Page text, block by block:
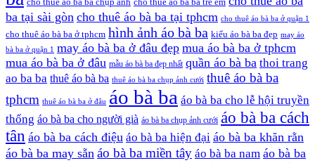
cho thuê áo bà ba chụp ảnh cho thuê áo bà ba trẻ em
ba tại sài gòn cho thuê áo bà ba tại tphcm cho thuê áo bà ba ở quận 1
cho thuê áo bà ba ở tphcm hình ảnh áo bà ba kiểu áo bà ba đẹp may áo
bà ba ở quận 1
may áo bà ba ở đâu đẹp mua áo bà ba ở tphcm
mua áo bà ba ở đâu mẫu áo bà ba đẹp nhất quần áo bà ba thoi trang
ao ba ba thuê áo bà ba thuê áo bà ba chụp ảnh cưới thuê áo bà ba
tphcm thuê áo bà ba ở đâu áo bà ba áo bà ba cho lễ hội truyền
thống áo bà ba cho người già áo bà ba chụp ảnh cưới áo bà ba cách
tân áo bà ba cách điệu áo bà ba hiện đại áo bà ba khăn rằn
áo bà ba may sẵn áo bà ba miền tây áo bà ba nam áo bà ba